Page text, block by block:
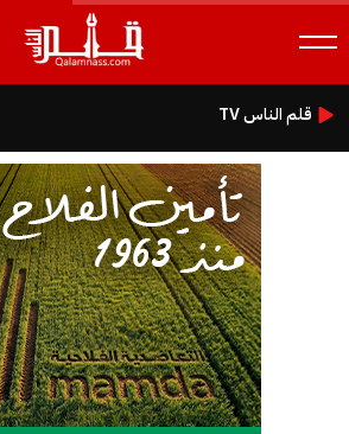
قلم الناس TV